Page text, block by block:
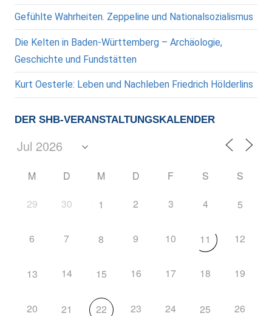
Gefühlte Wahrheiten. Zeppeline und Nationalsozialismus
Die Kelten in Baden-Württemberg – Archäologie,
Geschichte und Fundstätten
Kurt Oesterle: Leben und Nachleben Friedrich Hölderlins
DER SHB-VERANSTALTUNGSKALENDER
M D M D F S S
29 30 1 2 3 4 5
6 7 8 9 10 11 12
13 14 15 16 17 18 19
20 21 22 23 24 25 26